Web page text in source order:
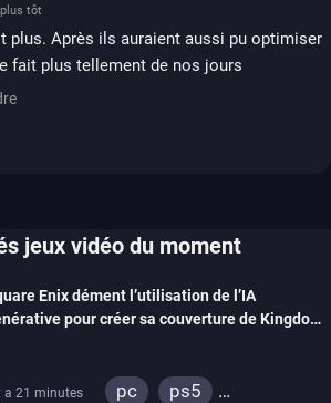
tôt
plus. Après ils auraient aussi pu optimiser
fait plus tellement de nos jours
jeux vidéo du moment
Enix dément l’utilisation de l’IA
pour créer sa couverture de Kingdom
a 21 minutes pc
ps5